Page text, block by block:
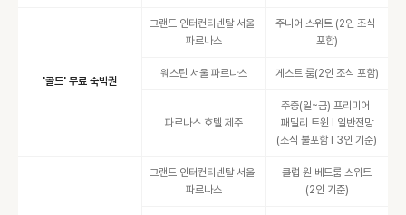
'골드' 무료 숙박권
그랜드 인터컨티넨탈 서울
파르나스
주니어 스위트 (2인 조식
포함)
웨스틴 서울 파르나스 게스트 룸(2인 조식 포함)
파르나스 호텔 제주
주중(일~금) 프리미어
패밀리 트윈 I 일반전망
(조식 불포함 I 3인 기준)
그랜드 인터컨티넨탈 서울
파르나스
클럽 원 베드룸 스위트
(2인 기준)